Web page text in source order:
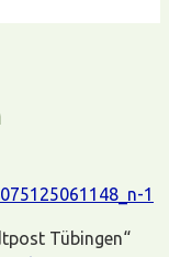
Tübingen“